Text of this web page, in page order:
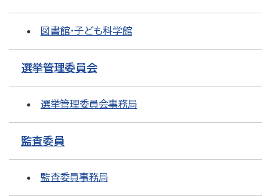
図書館・子ども科学館
選挙管理委員会
選挙管理委員会事務局
監査委員
監査委員事務局